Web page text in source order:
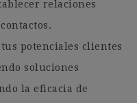
relaciones
potenciales clientes
soluciones
la eficacia de